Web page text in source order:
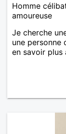
Homme
amoureuse
Je cherche
une personne
en savoir plus